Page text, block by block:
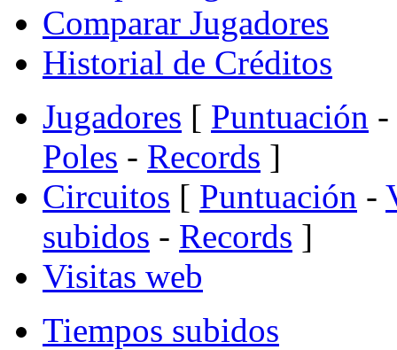
Comparar Jugadores
Historial de Créditos
Jugadores [ Puntuación -
Poles - Records ]
Circuitos [ Puntuación -
subidos - Records ]
Visitas web
Tiempos subidos